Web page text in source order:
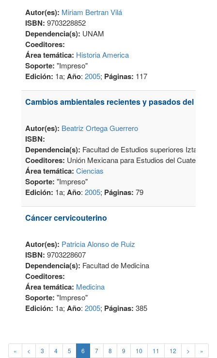
Autor(es): Miriam Bertran Vilá
ISBN:9703228852
Dependencia(s): UNAM
Coeditores:
Área temática: Historia America
Soporte: "Impreso"
Edición: 1a;Año:2005; Páginas: 117
Cambios ambientales recientes y pasados del
Autor(es): Beatriz Ortega Guerrero
ISBN:
Dependencia(s): Facultad de Estudios superiores Iztacala y
Coeditores: Unión Mexicana para Estudios del Cuaternarío
Área temática: Ciencias
Soporte: "Impreso"
Edición: 1a;Año:2005; Páginas:79
Cáncer cervicouterino
Autor(es): Patricia Alonso de Ruiz
ISBN:9703228607
Dependencia(s): Facultad de Medicina
Coeditores:
Área temática: Medicina
Soporte: "Impreso"
Edición: 1a;Año:2005; Páginas:385
« < 3 4 5 6 7 8 9 10 11 12 > »